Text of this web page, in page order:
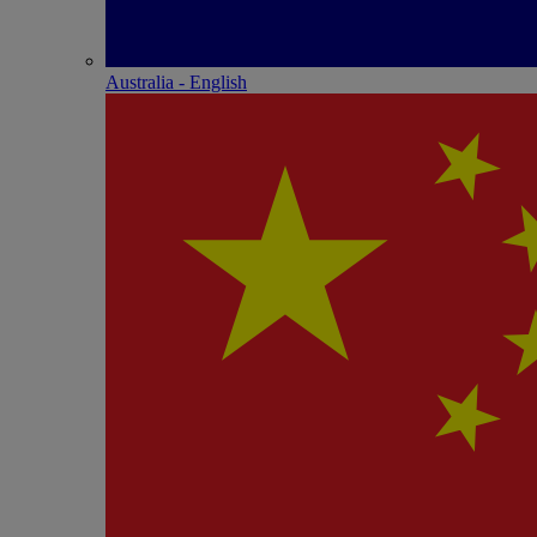
Australia - English